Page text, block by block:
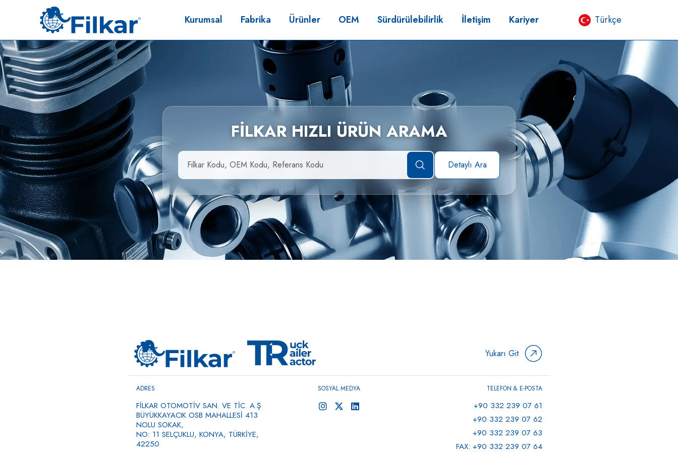
Kurumsal Fabrika Ürünler OEM Sürdürülebilirlik İletişim Kariyer Türkçe
FİLKAR HIZLI ÜRÜN ARAMA
Detaylı Ara
Yukarı Git
SOSYAL MEDYA
ADRES
FİLKAR OTOMOTİV SAN. VE TİC. A.Ş
BÜYÜKKAYACIK OSB MAHALLESİ 413
NOLU SOKAK,
NO: 11 SELÇUKLU, KONYA, TÜRKİYE,
42250
TELEFON & E-POSTA
+90 332 239 07 61
+90 332 239 07 62
+90 332 239 07 63
FAX: +90 332 239 07 64